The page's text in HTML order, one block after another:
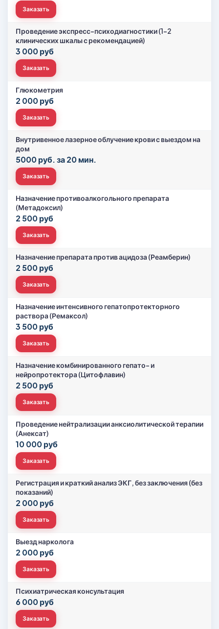
Заказать
Проведение экспресс-психодиагностики (1-2
клинических шкалы с рекомендацией)
3 000 руб
Заказать
Глюкометрия
2 000 руб
Заказать
Внутривенное лазерное облучение крови с выездом на
дом
5000 руб. за 20 мин.
Заказать
Назначение противоалкогольного препарата
(Метадоксил)
2 500 руб
Заказать
Назначение препарата против ацидоза (Реамберин)
2 500 руб
Заказать
Назначение интенсивного гепатопротекторного
раствора (Ремаксол)
3 500 руб
Заказать
Назначение комбинированного гепато- и
нейропротектора (Цитофлавин)
2 500 руб
Заказать
Проведение нейтрализации анксиолитической терапии
(Анексат)
10 000 руб
Заказать
Регистрация и краткий анализ ЭКГ, без заключения (без
показаний)
2 000 руб
Заказать
Выезд нарколога
2 000 руб
Заказать
Психиатрическая консультация
6 000 руб
Заказать